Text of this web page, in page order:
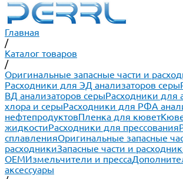
Главная
/
Каталог товаров
/
Оригинальные запасные части и
Расходники для ЭД анализаторов серы
ВД анализаторов серыРасходники для
хлора и серыРасходники для РФА
нефтепродуктовПленка для кювет
жидкостиРасходники для прессования
сплавленияОригинальные запасные
расходникиЗапасные части и
ОЕМИзмельчители и пресса
аксессуары